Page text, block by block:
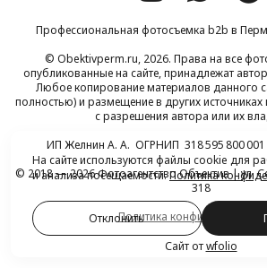
Профессиональная фотосъемка b2b в
© Obektivperm.ru, 2026. Права на все
опубликованные на сайте, принадлежат
Любое копирование материалов данного
полностью) и размещение в других
с разрешения автора или их
ИП Желнин А. А. ОГРНИП 318 595 800 001
© 2018 — 2026 Фотоагентство Объектив | ул.
318
Политика
Сайт отwfolio
На сайте используются файлы cookie для
и анализа посещаемости.Политика
Отклонить